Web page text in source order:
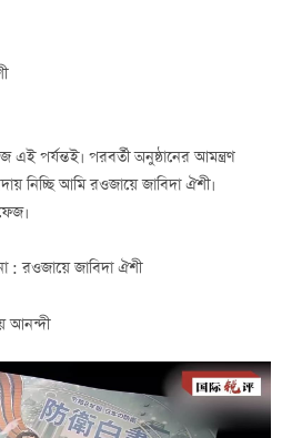
পর্যন্তই। পরবর্তী অনুষ্ঠানের আমন্ত্রণ
নিচ্ছি আমি রওজায়ে জাবিদা ঐশী।
: রওজায়ে জাবিদা ঐশী
আনন্দী